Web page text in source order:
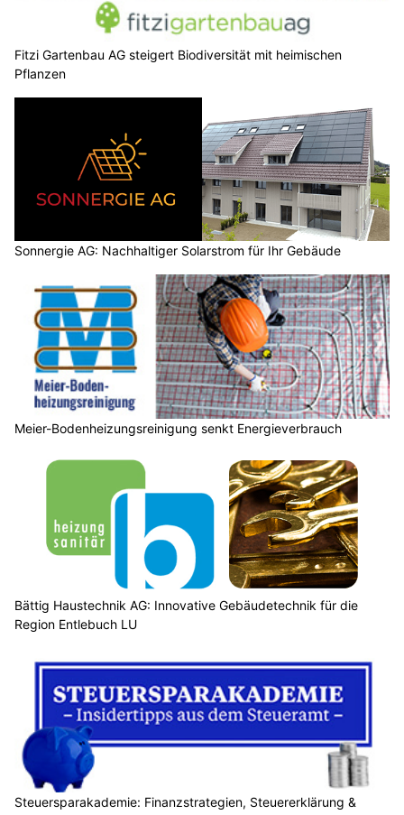
Fitzi Gartenbau AG steigert Biodiversität mit heimischen
Sonnergie AG: Nachhaltiger Solarstrom für Ihr Gebäude
Meier-Bodenheizungsreinigung senkt Energieverbrauch
Bättig Haustechnik AG: Innovative Gebäudetechnik für die
Region Entlebuch LU
Steuersparakademie: Finanzstrategien, Steuererklärung &
Vorsorge aus Experten‑Hand